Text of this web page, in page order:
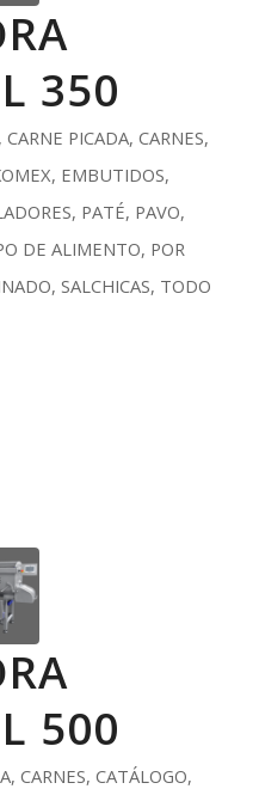
350
, CARNE PICADA, CARNES,
, EMBUTIDOS,
, PATÉ, PAVO,
DE ALIMENTO, POR
, SALCHICAS, TODO
500
, CARNES, CATÁLOGO,